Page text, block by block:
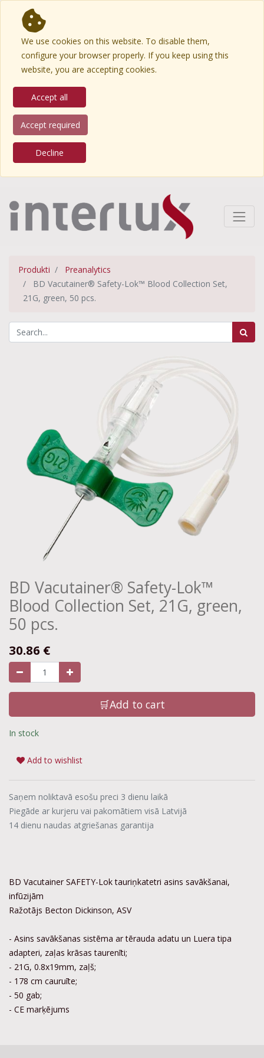
We use cookies on this website. To disable them,
configure your browser properly. If you keep using this
website, you are accepting cookies.
Accept all
Accept required
Decline
Produkti
Preanalytics
BD Vacutainer® Safety-Lok™ Blood Collection Set,
21G, green, 50 pcs.
BD Vacutainer® Safety-Lok™
Blood Collection Set, 21G, green,
50 pcs.
30.86 €
🛒Add to cart
In stock
Add to wishlist
Saņem noliktavā esošu preci 3 dienu laikā
Piegāde ar kurjeru vai pakomātiem visā Latvijā
14 dienu naudas atgriešanas garantija
BD Vacutainer SAFETY-Lok tauriņkatetri asins savākšanai,
infūzijām
Ražotājs Becton Dickinson, ASV
- Asins savākšanas sistēma ar tērauda adatu un Luera tipa
adapteri, zaļas krāsas taurenīti;
- 21G, 0.8x19mm, zaļš;
- 178 cm cauruīte;
- 50 gab;
- CE marķējums